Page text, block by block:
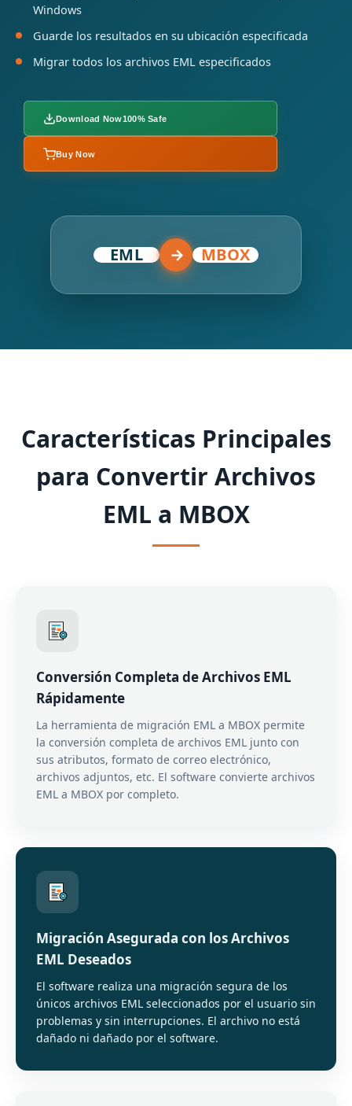
Windows
Guarde los resultados en su ubicación especificada
Migrar todos los archivos EML especificados
Download Now100% Safe
Buy Now
EML → MBOX
Características Principales
para Convertir Archivos
EML a MBOX
Conversión Completa de Archivos EML
Rápidamente
La herramienta de migración EML a MBOX permite
la conversión completa de archivos EML junto con
sus atributos, formato de correo electrónico,
archivos adjuntos, etc. El software convierte archivos
EML a MBOX por completo.
Migración Asegurada con los Archivos
EML Deseados
El software realiza una migración segura de los
únicos archivos EML seleccionados por el usuario sin
problemas y sin interrupciones. El archivo no está
dañado ni dañado por el software.